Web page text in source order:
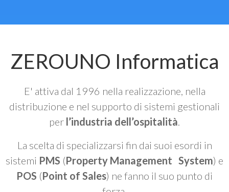
ZEROUNO Informatica
E' attiva dal 1996 nella realizzazione, nella
distribuzione e nel supporto di sistemi gestionali
per l’industria dell’ospitalità
La scelta di specializzarsi fin dai suoi esordi in
sistemi PMS (Property Management System) e
POS (Point of Sales) ne fanno il suo punto di